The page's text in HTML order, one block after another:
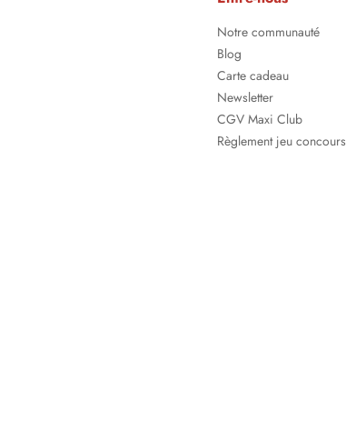
Notre communauté
Blog
Carte cadeau
Newsletter
CGV Maxi Club
Règlement jeu concours